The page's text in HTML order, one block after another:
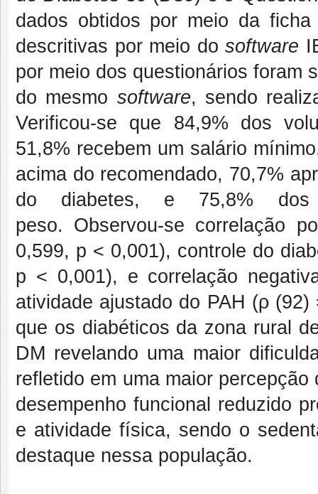
dados obtidos por meio da
descritivas por meio dosoftware
por meio dos questionários foram
do mesmo software, sendo
Verificou-se que 84,9% dos
51,8% recebem um salário
acima do recomendado, 70,7%
do diabetes, e 75,8% dos
peso. Observou-se correlação
0,599, p < 0,001), controle do
p < 0,001), e correlação
atividade ajustado do PAH (ρ (92)
que os diabéticos da zona rural
DM revelando uma maior
refletido em uma maior
desempenho funcional reduzido
e atividade física, sendo o
destaque nessa população.